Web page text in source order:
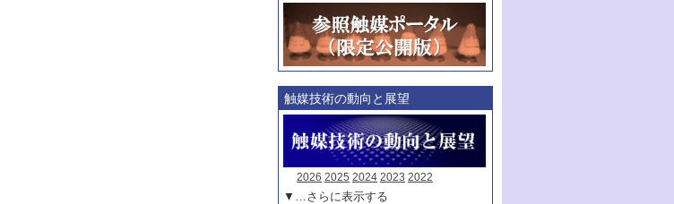
触媒技術の動向と展望
2026 2025 2024 2023 2022
▼…さらに表示する